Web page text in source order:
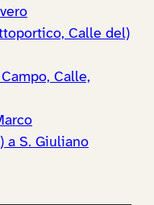
Calle del)
Calle,
a S. Giuliano